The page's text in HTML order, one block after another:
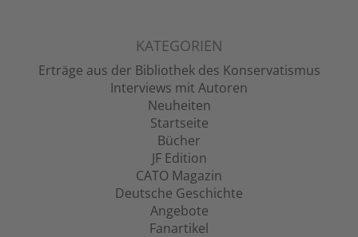
KATEGORIEN
Erträge aus der Bibliothek des Konservatismus
Interviews mit Autoren
Neuheiten
Startseite
Bücher
JF Edition
CATO Magazin
Deutsche Geschichte
Angebote
Fanartikel